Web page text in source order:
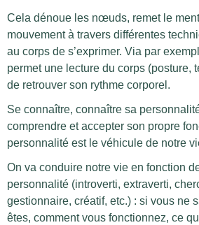
Cela dénoue les nœuds, remet le
mouvement à travers différentes
au corps de s’exprimer. Via par
permet une lecture du corps (posture,
de retrouver son rythme corporel.
Se connaître, connaître sa
comprendre et accepter son propre
personnalité est le véhicule de notre
On va conduire notre vie en fonction
personnalité (introverti, extraverti,
gestionnaire, créatif, etc.) : si vous ne
êtes, comment vous fonctionnez, ce